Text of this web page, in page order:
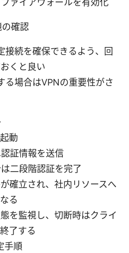
ァイアウォールを有効化
確認
接続を確保できるよう、回
くと良い
る場合はVPNの重要性がさ
動
証情報を送信
二段階認証を完了
確立され、社内リソースへ
る
を監視し、切断時はクライ
了する
手順